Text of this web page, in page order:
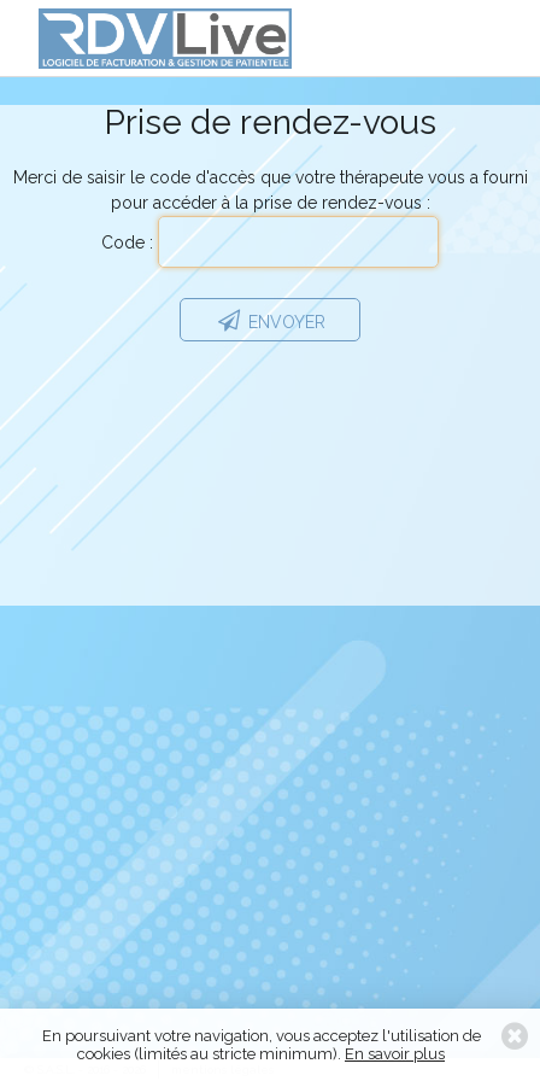
Prise de rendez-vous en ligne avec
Melodye Manus
Prise de rendez-vous
Merci de saisir le code d'accès que votre thérapeute vous a fourni
pour accéder à la prise de rendez-vous :
Code :
ENVOYER
En poursuivant votre navigation, vous acceptez l'utilisation de
cookies (limités au stricte minimum). En savoir plus